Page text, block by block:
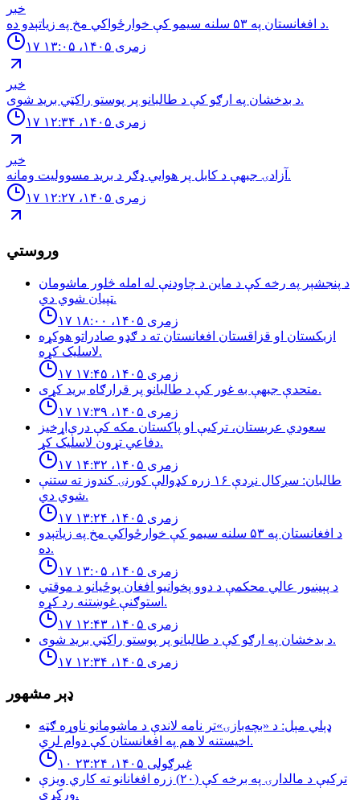
خبر
د افغانستان په ۵۳ سلنه سيمو كې خوارځواکي مخ په زياتېدو ده.
۱۷ زمری ۱۴۰۵، ۱۳:۰۵
خبر
د بدخشان په ارګو کې د طالبانو پر پوستو راکټي برید شوی.
۱۷ زمری ۱۴۰۵، ۱۲:۳۴
خبر
آزادۍ جبهې د کابل پر هوايي ډګر د برید مسوولیت ومانه.
۱۷ زمری ۱۴۰۵، ۱۲:۲۷
وروستي
د پنجشېر په رخه کې د ماین د چاودنې له امله څلور ماشومان
ټپیان شوي دي.
۱۷ زمری ۱۴۰۵، ۱۸:۰۰
ازبكستان او قزاقستان افغانستان ته د ګډو صادراتو هوكړه
لاسليک كړه.
۱۷ زمری ۱۴۰۵، ۱۷:۴۵
متحدې جبهې به غور کې د طالبانو پر قرارګاه بريد كړی.
۱۷ زمری ۱۴۰۵، ۱۷:۳۹
سعودي عربستان، ترکیې او پاکستان مکه کې درې‌اړخیز
دفاعي تړون لاسلیک کړ.
۱۷ زمری ۱۴۰۵، ۱۴:۳۲
طالبان: سږكال نږدې ١۶ زره كډوالې كورنۍ كندوز ته ستنې
شوي دي.
۱۷ زمری ۱۴۰۵، ۱۳:۲۴
د افغانستان په ۵۳ سلنه سيمو كې خوارځواکي مخ په زياتېدو
ده.
۱۷ زمری ۱۴۰۵، ۱۳:۰۵
د پېښور عالي محکمې د دوو پخوانیو افغان پوځیانو د موقتي
استوګنې غوښتنه رد کړه.
۱۷ زمری ۱۴۰۵، ۱۲:۴۳
د بدخشان په ارګو کې د طالبانو پر پوستو راکټي برید شوی.
۱۷ زمری ۱۴۰۵، ۱۲:۳۴
ډېر مشهور
ډېلي مېل: د «بچه‌بازۍ»تر نامه لاندې د ماشومانو ناوړه ګټه
اخیستنه لا هم په افغانستان کې دوام لري.
۱۰ غبرګولی ۱۴۰۵، ۲۳:۲۴
تركيې د مالدارۍ په برخه كې (٢٠) زره افغانانو ته كاري ويزې
وركړې.